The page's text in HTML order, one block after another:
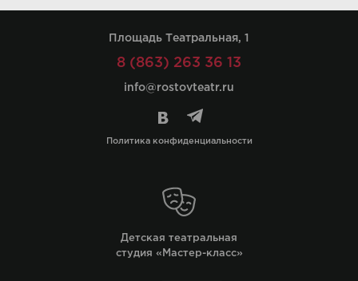
Площадь Театральная, 1
8 (863) 263 36 13
info@rostovteatr.ru
Политика конфиденциальности
Детская театральная
студия «Мастер-класс»